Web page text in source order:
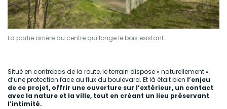
La partie arrière du centre qui longe le bois existant.
Situé en contrebas de la route, le terrain dispose « naturellement »
d’une protection face au flux du boulevard. Et là était bien l’enjeu
de ce projet, offrir une ouverture sur l’extérieur, un contact
avec la nature et la ville, tout en créant un lieu préservant
l’intimité.